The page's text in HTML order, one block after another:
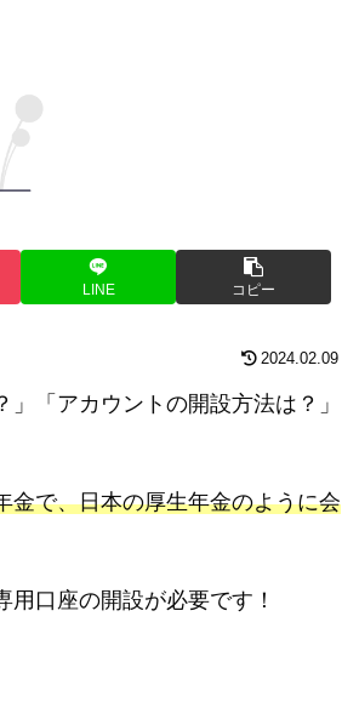
LINE コピー
2024.02.09
「アカウントの開設方法は？」
金で、日本の厚生年金のように会
口座の開設が必要です！